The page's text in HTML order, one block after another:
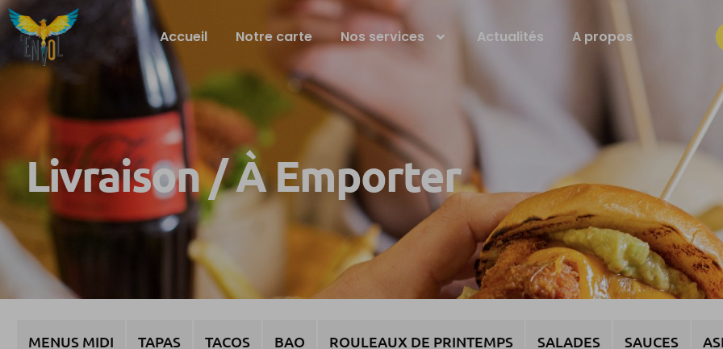
Accueil Notre carte Nos services Actualités A propos
Livraison / À Emporter
MENUS MIDI TAPAS TACOS BAO ROULEAUX DE PRINTEMPS SALADES SAUCES